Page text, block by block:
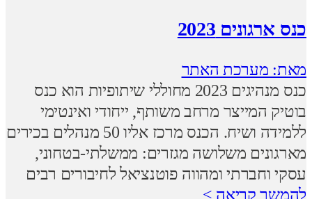
כנס ארגונים 2023
מאת: מערכת האתר
כנס מנהיגים 2023 מחוללי שיתופיות הוא כנס
בוטיק המייצר מרחב משותף, ייחודי ואינטימי
ללמידה ושיח. הכנס מרכז אליו 50 מנהלים בכירים
מארגונים משלושה מגזרים: ממשלתי-בטחוני,
עסקי וחברתי ומהווה פוטנציאל לחיבורים רבים
להמשך קריאה >